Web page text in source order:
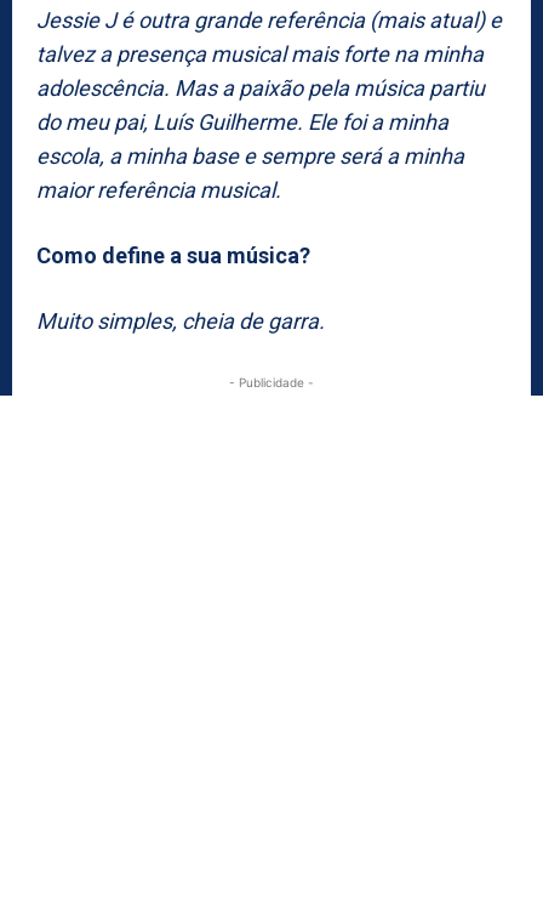
Jessie J é outra grande referência (mais atual) e
talvez a presença musical mais forte na minha
adolescência. Mas a paixão pela música partiu
do meu pai, Luís Guilherme. Ele foi a minha
escola, a minha base e sempre será a minha
maior referência musical.
Como define a sua música?
Muito simples, cheia de garra.
- Publicidade -